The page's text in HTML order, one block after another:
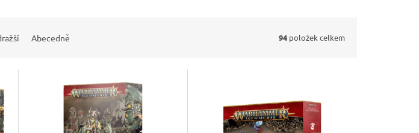
Abecedně 94 položek celkem